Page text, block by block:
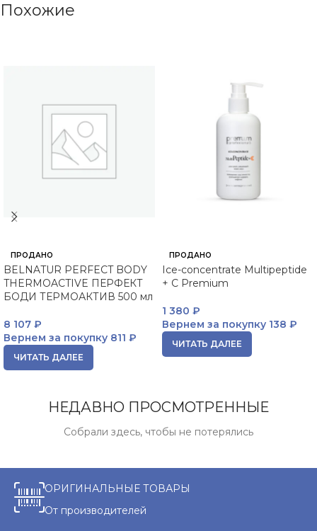
Похожие
ПРОДАНО
BELNATUR PERFECT BODY
THERMOACTIVE ПЕРФЕКТ
БОДИ ТЕРМОАКТИВ 500 мл
8 107 ₽
Вернем за покупку 811 ₽
ЧИТАТЬ ДАЛЕЕ
ПРОДАНО
Ice-concentrate Multipeptide
+ C Premium
1 380 ₽
Вернем за покупку 138 ₽
ЧИТАТЬ ДАЛЕЕ
НЕДАВНО ПРОСМОТРЕННЫЕ
Собрали здесь, чтобы не потерялись
ОРИГИНАЛЬНЫЕ ТОВАРЫ
От производителей